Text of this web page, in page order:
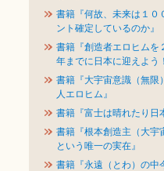
書籍『何故、未来は１０
ント確定しているのか』
書籍『創造者エロヒムを
年までに日本に迎えよう
書籍『大宇宙意識（無限
人エロヒム』
書籍『富士は晴れたり日
書籍『根本創造主（大宇
という唯一の実在』
書籍『永遠（とわ）の中